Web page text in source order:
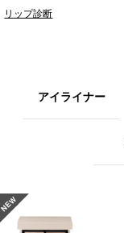
リップ診断
アイライナー
NEW